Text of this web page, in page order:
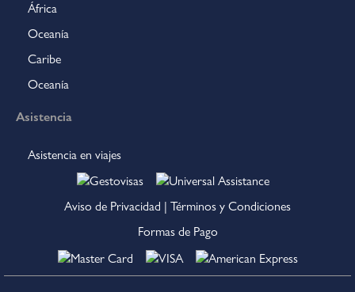
África
Oceanía
Caribe
Oceanía
Asistencia
Asistencia en viajes
Aviso de Privacidad | Términos y Condiciones
Formas de Pago